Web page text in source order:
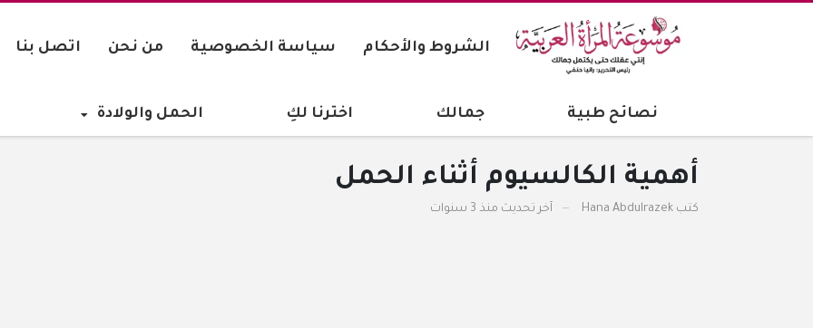
الشروط والأحكام سياسة الخصوصية من نحن اتصل بنا
نصائح طبية جمالك اخترنا لكِ الحمل والولادة
أهمية الكالسيوم أثناء الحمل
كتب Hana Abdulrazek آخر تحديث منذ 3 سنوات